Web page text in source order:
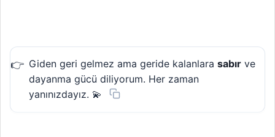
Giden geri gelmez ama geride kalanlara sabır ve
dayanma gücü diliyorum. Her zaman
yanınızdayız. 💫